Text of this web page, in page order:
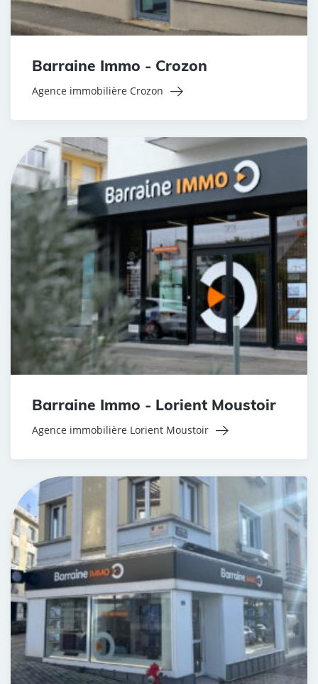
Barraine Immo - Crozon
Agence immobilière Crozon
Barraine Immo - Lorient Moustoir
Agence immobilière Lorient Moustoir